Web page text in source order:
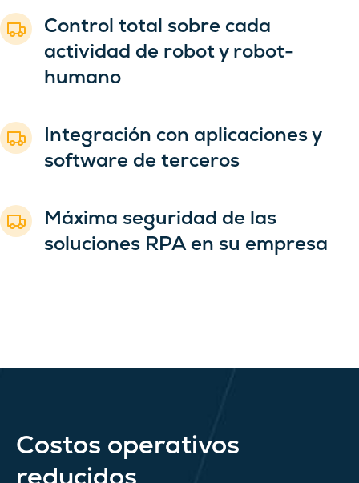
Control total sobre cada
actividad de robot y robot-
humano
Integración con aplicaciones y
software de terceros
Máxima seguridad de las
soluciones RPA en su empresa
Costos operativos
reducidos